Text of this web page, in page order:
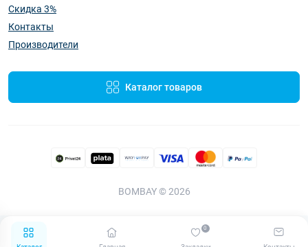
0
Скидка 3%
Контакты
Производители
Каталог товаров
BOMBAY © 2026